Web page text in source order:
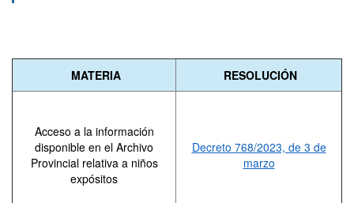
MATERIA RESOLUCIÓN
Acceso a la información
disponible en el Archivo
Provincial relativa a niños
expósitos
Decreto 768/2023, de 3 de
marzo